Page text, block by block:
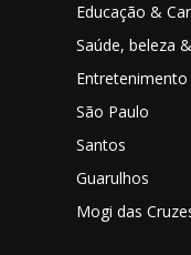
Educação &
Saúde, beleza
Entretenimento
São Paulo
Santos
Guarulhos
Mogi das